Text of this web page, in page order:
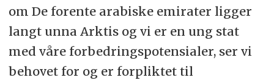
om De forente arabiske emirater ligger
langt unna Arktis og vi er en ung stat
med våre forbedringspotensialer, ser vi
behovet for og er forpliktet til